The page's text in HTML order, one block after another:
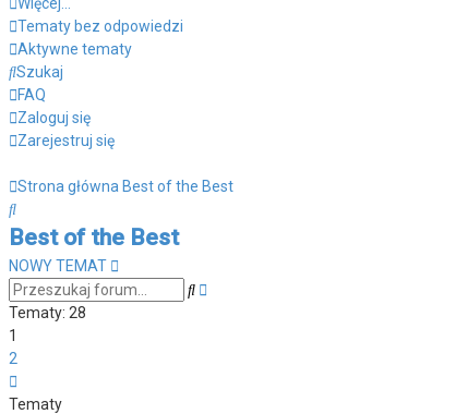
Tematy bez odpowiedzi
Aktywne tematy
Szukaj
FAQ
Zaloguj się
Zarejestruj się
Strona główna Best of the Best
Szukaj
Best of the Best
NOWY TEMAT
Szukaj
Tematy: 28
1
2
Tematy